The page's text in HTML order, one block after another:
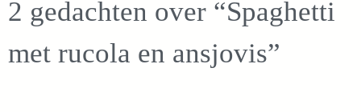
2 gedachten over “Spaghetti
met rucola en ansjovis”